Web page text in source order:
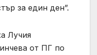
за един ден”.
Лучия
от ПГ по